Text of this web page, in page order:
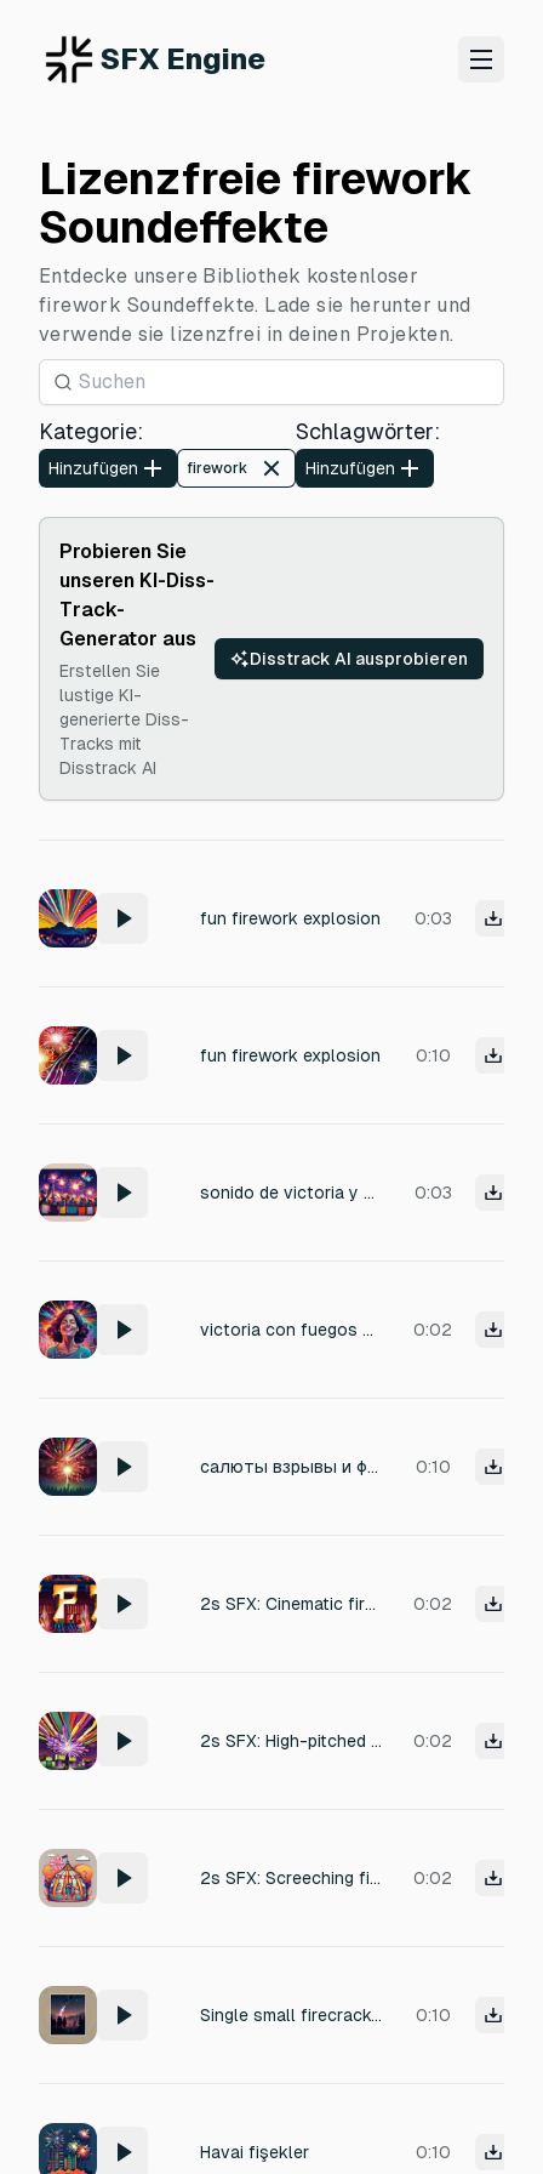
SFX Engine
Lizenzfreie firework
Soundeffekte
Entdecke unsere Bibliothek kostenloser
firework Soundeffekte. Lade sie herunter und
verwende sie lizenzfrei in deinen Projekten.
Kategorie:
Hinzufügen firework
Schlagwörter:
Hinzufügen
Probieren Sie
unseren KI-Diss-
Track-
Generator aus
Erstellen Sie
lustige KI-
generierte Diss-
Tracks mit
Disstrack AI
Disstrack AI ausprobieren
fun firework explosion 0:03
fun firework explosion 0:10
sonido de victoria y petardos 0:03
victoria con fuegos artificiales 0:02
салюты взрывы и фейрверки 0:10
2s SFX: Cinematic firework whistle into a resonant pop, layered with a stylized Joker voice shouting "Seven!", energetic and triumphant, perfect for +7 respin trigger, high-quality studio foley. 0:02
2s SFX: High-pitched firework whistle rising fast, followed by a loud festive "POP" explosion. Layered with a manic Joker voice shouting "Seven!", sinister but celebratory, high energy, professional casino foley 0:02
2s SFX: Screeching firework whistle, sharp pyrotechnic explosion, instant voice clip of a raspy Joker character saying "Seven!", circus atmosphere, loud and punchy, wide stereo, crisp recording 0:02
Single small firecracker burst, outdoor night, natural echo 0:10
Havai fişekler 0:10